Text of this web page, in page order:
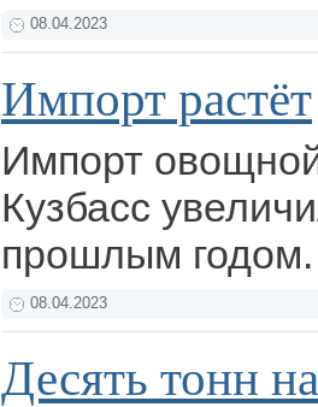
08.04.2023
Импорт растёт
Импорт
Кузбасс
прошлым
08.04.2023
Десять тонн